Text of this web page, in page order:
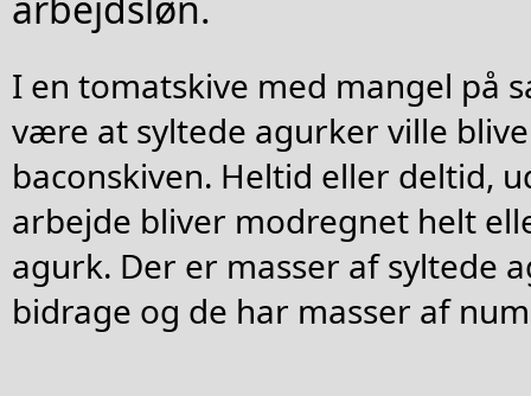
I en tomatskive med mangel på
være at syltede agurker ville
baconskiven. Heltid eller deltid,
arbejde bliver modregnet helt
agurk. Der er masser af syltede
bidrage og de har masser af